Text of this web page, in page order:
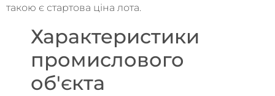
такою є стартова ціна лота.
Характеристики
промислового
об'єкта